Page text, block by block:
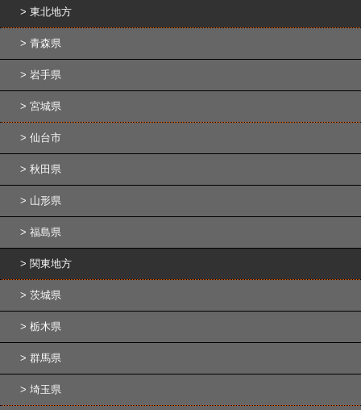
東北地方
青森県
岩手県
宮城県
仙台市
秋田県
山形県
福島県
関東地方
茨城県
栃木県
群馬県
埼玉県